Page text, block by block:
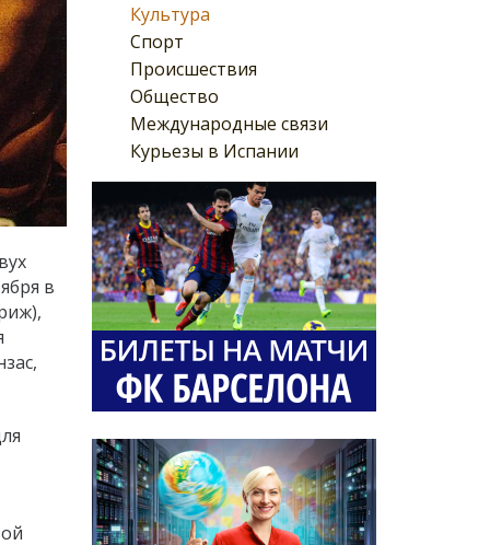
Культура
Спорт
Происшествия
Общество
Международные связи
Курьезы в Испании
в